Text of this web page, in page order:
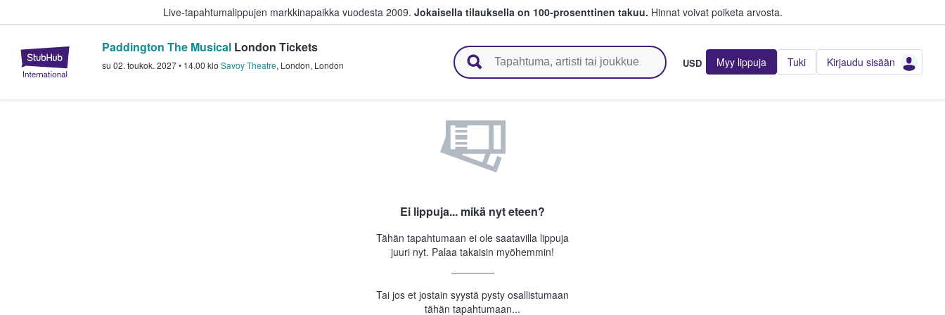
Live-tapahtumalippujen markkinapaikka vuodesta 2009. Jokaisella tilauksella on 100-prosenttinen takuu. Hinnat voivat poiketa arvosta.
StubHub - missä fanit ostavat ja myyvät lippuja
Paddington The Musical London Tickets
su 02. toukok. 2027• 14.00 klo Savoy Theatre, London, London USD Myy lippuja Tuki Kirjaudu sisään
Ei lippuja... mikä nyt eteen?
Tähän tapahtumaan ei ole saatavilla lippuja
juuri nyt. Palaa takaisin myöhemmin!
Tai jos et jostain syystä pysty osallistumaan
tähän tapahtumaan...